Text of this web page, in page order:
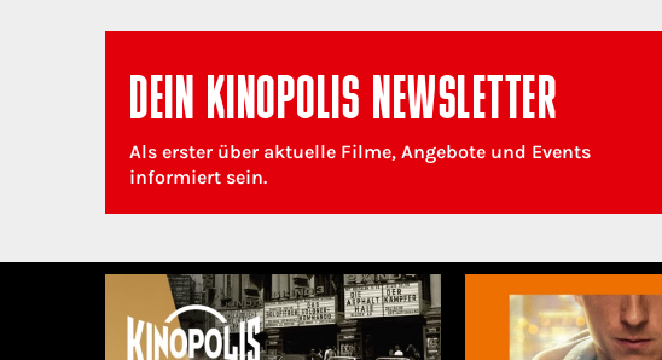
DEIN KINOPOLIS NEWSLETTER
Als erster über aktuelle Filme, Angebote und Events
informiert sein.